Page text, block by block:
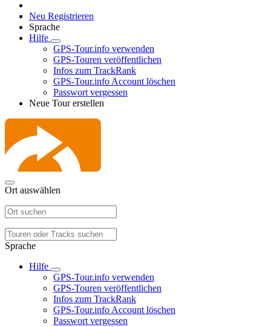
Neu Registrieren
Sprache
Hilfe
GPS-Tour.info verwenden
GPS-Touren veröffentlichen
Infos zum TrackRank
GPS-Tour.info Account löschen
Passwort vergessen
Neue Tour erstellen
Ort auswählen
Sprache
Hilfe
GPS-Tour.info verwenden
GPS-Touren veröffentlichen
Infos zum TrackRank
GPS-Tour.info Account löschen
Passwort vergessen